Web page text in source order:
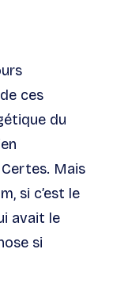
ces
du
Mais
si c’est le
avait le
si